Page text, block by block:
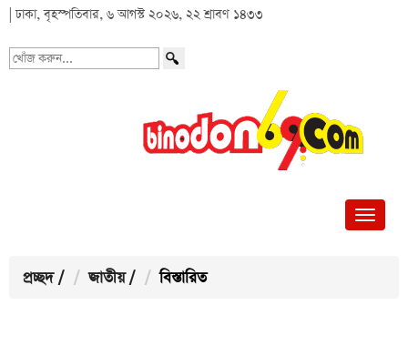
| ঢাকা, বৃহস্পতিবার, ৬ আগস্ট ২০২৬, ২২ শ্রাবণ ১৪৩৩
খোঁজ
প্রচ্ছদ / জাতীয় / বিস্তারিত